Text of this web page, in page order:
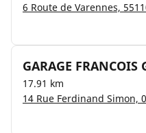
6 Route de Varennes,
GARAGE FRANCOIS
17.91 km
14 Rue Ferdinand Simon,